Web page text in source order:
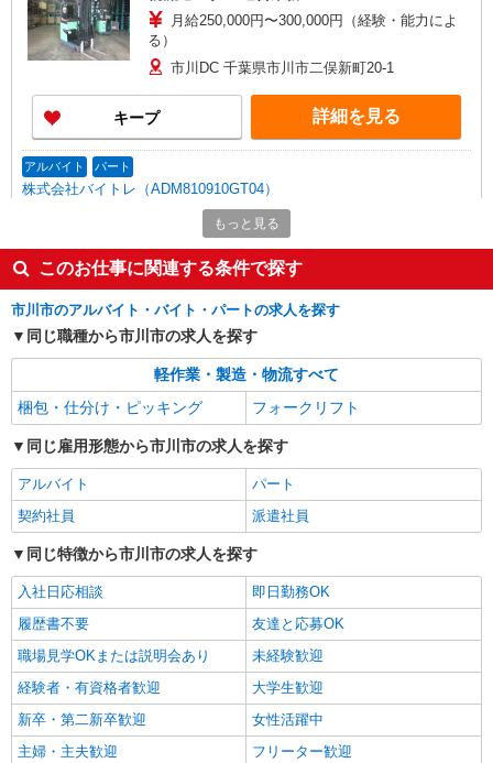
月給250,000円〜300,000円（経験・能力によ
る）
市川DC 千葉県市川市二俣新町20-1
キープ 詳細を見る
アルバイト パート
株式会社バイトレ（ADM810910GT04）
【迷ったらコレ】箱に入れるだけ♪モクモク軽
作業スタッフ
時給1374円〜時給1600円（就業先により異な
千葉県市川市
キープ 詳細を見る
派遣社員
仕分け・ピッキング・梱包
時給1500円 ※交通費実費支給／当社規定あ
り。
千葉県市川市田尻 自転車・バイク通勤OK
キープ 詳細を見る
派遣社員
ランスタッド株式会社 DCユニットOPs2 船橋事業所/FRLI100124
仕分け・ピッキング・梱包
時給1350円 ※交通費実費支給／当社規定あ
千葉県市川市千鳥町 東西線「行徳駅」から無
もっと見る
このお仕事に関連する条件で探す
市川市のアルバイト・バイト・パートの求人を探す
同じ職種から市川市の求人を探す
軽作業・製造・物流すべて
梱包・仕分け・ピッキング
フォークリフト
同じ雇用形態から市川市の求人を探す
アルバイト
パート
契約社員
派遣社員
同じ特徴から市川市の求人を探す
入社日応相談
即日勤務OK
履歴書不要
友達と応募OK
職場見学OKまたは説明会あり
未経験歓迎
経験者・有資格者歓迎
大学生歓迎
新卒・第二新卒歓迎
女性活躍中
主婦・主夫歓迎
フリーター歓迎